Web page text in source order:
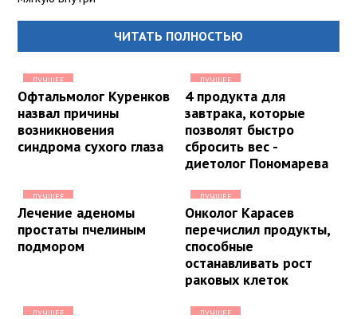
ЧИТАТЬ ПОЛНОСТЬЮ
ЛУЧШЕЕ
Офтальмолог Куренков
назвал причины
возникновения
синдрома сухого глаза
ЛУЧШЕЕ
4 продукта для
завтрака, которые
позволят быстро
сбросить вес -
диетолог Пономарева
ЛУЧШЕЕ
Лечение аденомы
простаты пчелиным
подмором
ЛУЧШЕЕ
Онколог Карасев
перечислил продукты,
способные
останавливать рост
раковых клеток
ЛУЧШЕЕ ЛУЧШЕЕ